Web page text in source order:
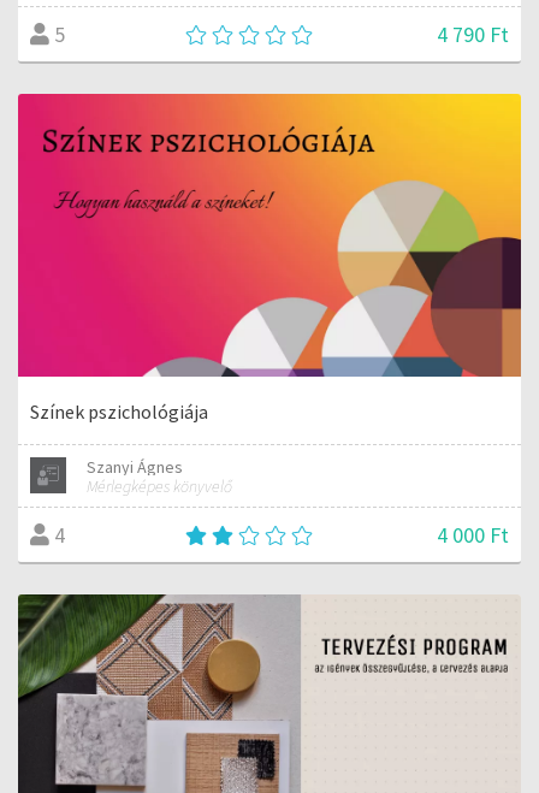
5 4 790 Ft
Színek pszichológiája
Szanyi Ágnes
Mérlegképes könyvelő
4 4 000 Ft